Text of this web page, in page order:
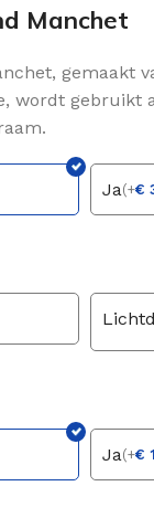
Manchet
gemaakt
wordt gebruikt
Ja(+€
Ja(+€